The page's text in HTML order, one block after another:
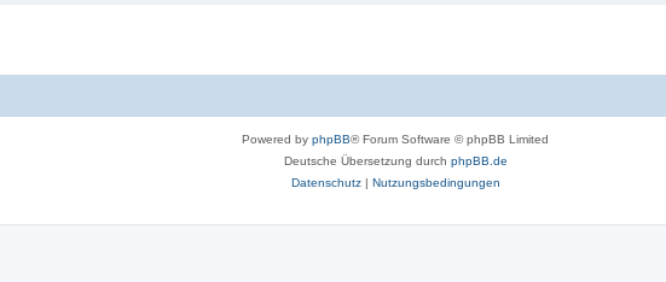
Powered by phpBB® Forum Software © phpBB Limited
Deutsche Übersetzung durch phpBB.de
Datenschutz| Nutzungsbedingungen